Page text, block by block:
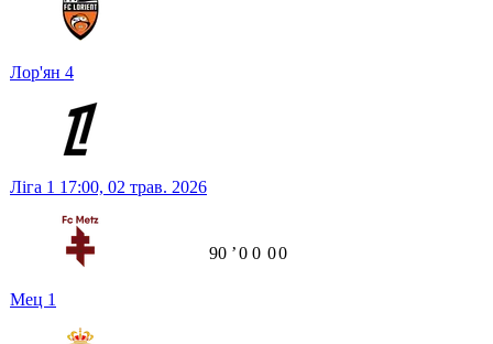
Лор'ян 4
Ліга 1 17:00, 02 трав. 2026
Мец 1
90 ʼ0 0 00